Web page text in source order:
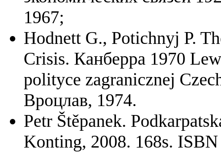
1967;
Hodnett G., Potichnyj P.
Crisis. Канберра 1970
polityce zagranicznej
Вроцлав, 1974.
Petr Štěpanek.
Konting, 2008. 168s.